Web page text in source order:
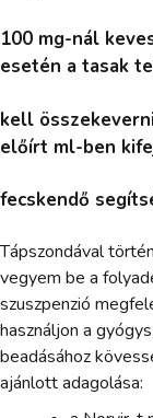
100 mg-nál
esetén a tasak
kell
előírt ml-ben
fecskendő
Tápszondával
vegyem be a
szuszpenzió
használjon a
beadásához
ajánlott adagolása: